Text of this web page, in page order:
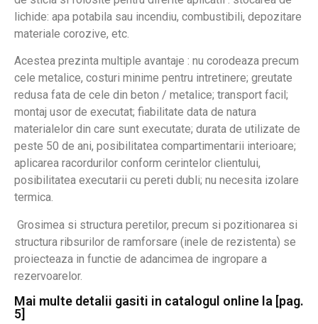
lichide: apa potabila sau incendiu, combustibili, depozitare
materiale corozive, etc.
Acestea prezinta multiple avantaje : nu corodeaza precum
cele metalice, costuri minime pentru intretinere; greutate
redusa fata de cele din beton / metalice; transport facil;
montaj usor de executat; fiabilitate data de natura
materialelor din care sunt executate; durata de utilizate de
peste 50 de ani, posibilitatea compartimentarii interioare;
aplicarea racordurilor conform cerintelor clientului,
posibilitatea executarii cu pereti dubli; nu necesita izolare
termica.
Grosimea si structura peretilor, precum si pozitionarea si
structura ribsurilor de ramforsare (inele de rezistenta) se
proiecteaza in functie de adancimea de ingropare a
rezervoarelor.
Mai multe detalii gasiti in catalogul online la [pag.
5]